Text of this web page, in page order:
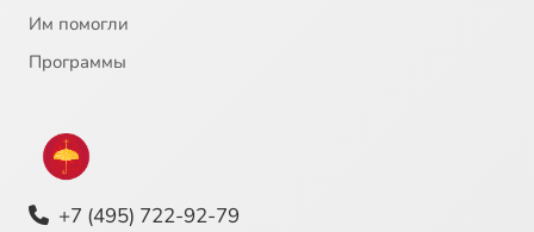
Им помогли
Программы
+7 (495) 722-92-79